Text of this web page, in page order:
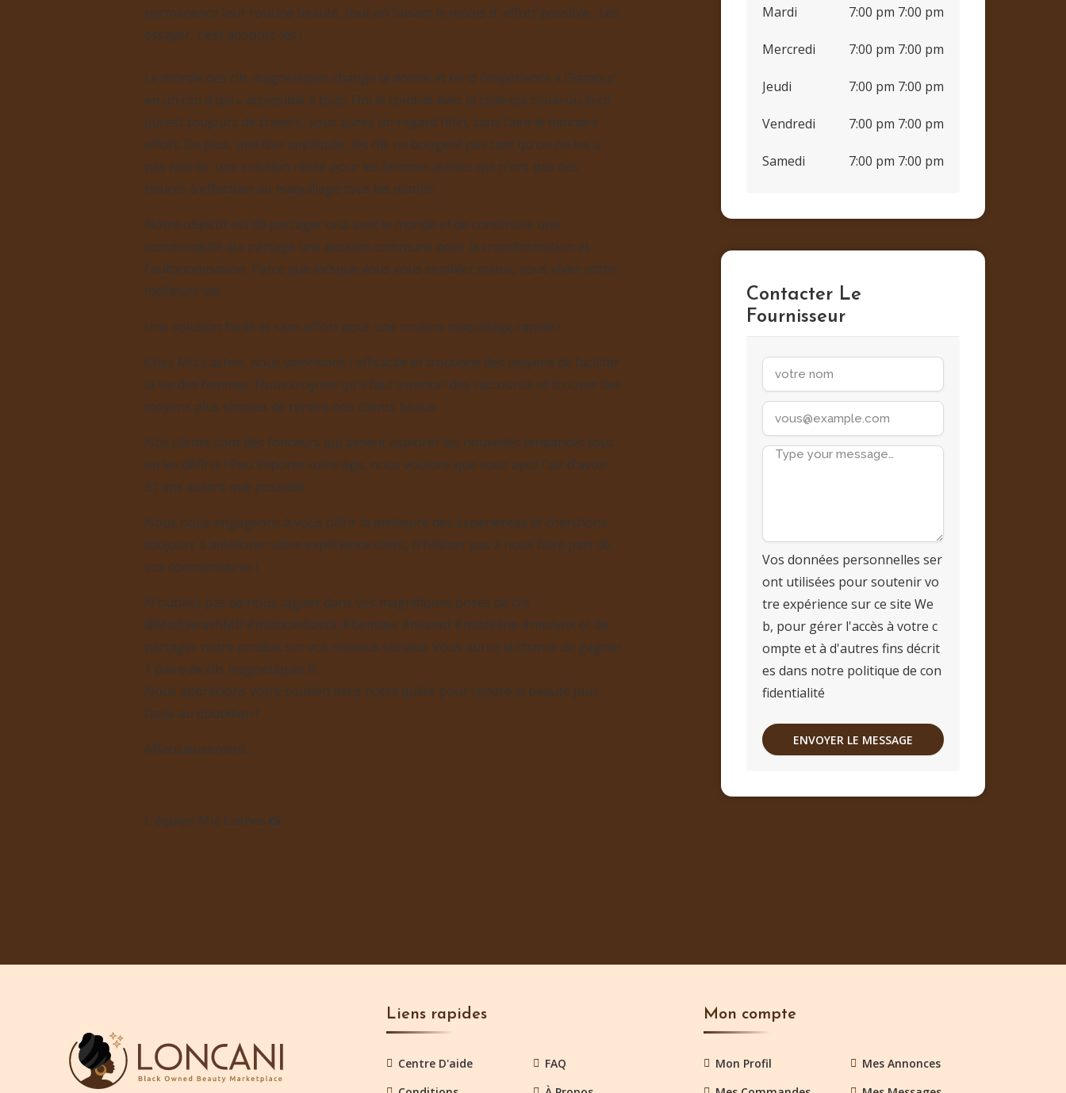
permanence leur routine beauté, tout en faisant le moins d' effort possible : Les
essayer, c'est adoptez-les !
Le monde des cils magnétiques change la donne et rend l'expérience « Glamour
en un clin d'œil » accessible à tous. Fini le combat avec la colle qui coule ou le cil
qui est toujours de travers, vous aurez un regard félin, sans faire le moindre
effort. De plus, une fois appliqués, les cils ne bougent pas tant qu'on ne les a
pas retirés, une solution rêvée pour les femmes actives qui n'ont pas des
heures à effectuer au maquillage tous les matins.
Notre objectif est de partager cela avec le monde et de construire une
communauté qui partage une passion commune pour la transformation et
l'autonomisation. Parce que lorsque vous vous semblez mieux, vous vivez votre
meilleure vie.
Une solution facile et sans effort pour une routine maquillage rapide !
Chez Mia Lashes, nous valorisons l'efficacité et trouvons des moyens de faciliter
la vie des femmes. Nous croyons qu'il faut inventer des raccourcis et trouver des
moyens plus simples de rendre nos clients beaux.
Nos clients sont des fonceurs qui aiment explorer les nouvelles tendances tout
en les définis ! Peu importe votre âge, nous voulons que vous ayez l'air d'avoir
31 ans autant que possible.
Nous nous engageons à vous offrir la meilleure des expériences et cherchons
toujours à améliorer votre expérience client, n'hésitez pas à nous faire part de
vos commentaires !
N'oubliez pas de nous taguer dans vos magnifiques poses de cils
@MiaEyelashMtl #miabombastic #bemiaw #miamtl #miafeline #mialynx et de
partager notre produit sur vos réseaux sociaux. Vous aurez la chance de gagner
1 paire de cils magnétiques !!!
Nous apprécions votre soutien dans notre quête pour rendre la beauté plus
facile au quotidien !
Affectueusement,
L'équipe Mia Lashes 📸
Mardi 7:00 pm 7:00 pm
Mercredi 7:00 pm 7:00 pm
Jeudi 7:00 pm 7:00 pm
Vendredi 7:00 pm 7:00 pm
Samedi 7:00 pm 7:00 pm
Contacter Le
Fournisseur
Vos données personnelles ser
ont utilisées pour soutenir vo
tre expérience sur ce site We
b, pour gérer l'accès à votre c
ompte et à d'autres fins décrit
es dans notre politique de con
fidentialité
Liens rapides
Centre D'aide
FAQ
Mon compte
Mon Profil
Mes Annonces